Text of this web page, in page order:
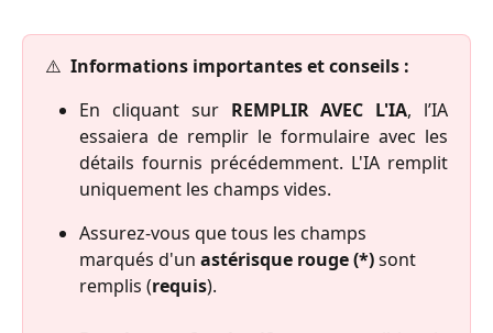
⚠️ Informations importantes et conseils :
En cliquant sur REMPLIR AVEC L'IA, l’IA
essaiera de remplir le formulaire avec les
détails fournis précédemment. L'IA remplit
uniquement les champs vides.
Assurez-vous que tous les champs
marqués d'un astérisque rouge (*) sont
remplis (requis).